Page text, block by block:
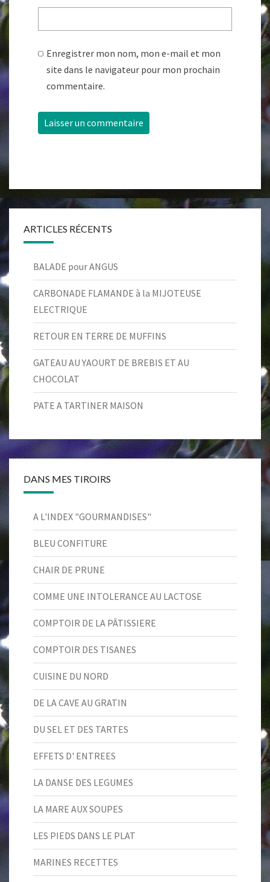
Enregistrer mon nom, mon e-mail et mon
site dans le navigateur pour mon prochain
commentaire.
ARTICLES RÉCENTS
BALADE pour ANGUS
CARBONADE FLAMANDE à la MIJOTEUSE
ELECTRIQUE
RETOUR EN TERRE DE MUFFINS
GATEAU AU YAOURT DE BREBIS ET AU
CHOCOLAT
PATE A TARTINER MAISON
DANS MES TIROIRS
A L'INDEX "GOURMANDISES"
BLEU CONFITURE
CHAIR DE PRUNE
COMME UNE INTOLERANCE AU LACTOSE
COMPTOIR DE LA PÂTISSIERE
COMPTOIR DES TISANES
CUISINE DU NORD
DE LA CAVE AU GRATIN
DU SEL ET DES TARTES
EFFETS D' ENTREES
LA DANSE DES LEGUMES
LA MARE AUX SOUPES
LES PIEDS DANS LE PLAT
MARINES RECETTES